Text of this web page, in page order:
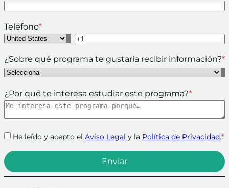
Teléfono*
¿Sobre qué programa te gustaría recibir información?*
¿Por qué te interesa estudiar este programa?*
He leído y acepto el Aviso Legal y la Política de Privacidad.*